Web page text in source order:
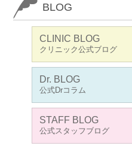
BLOG
CLINIC BLOG
クリニック公式ブログ
Dr. BLOG
公式Drコラム
STAFF BLOG
公式スタッフブログ